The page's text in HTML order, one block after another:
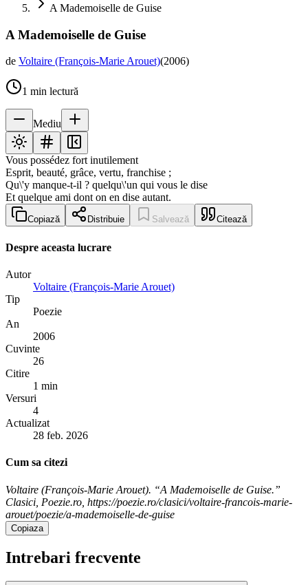
A Mademoiselle de Guise
A Mademoiselle de Guise
de Voltaire (François-Marie Arouet)(2006)
1 min lectură
Mediu
Vous possédez fort inutilement
Esprit, beauté, grâce, vertu, franchise ;
Qu\'y manque-t-il ? quelqu\'un qui vous le dise
Et quelque ami dont on en dise autant.
Copiază Distribuie Salvează Citează
Despre aceasta lucrare
Autor
Voltaire (François-Marie Arouet)
Tip
Poezie
An
2006
Cuvinte
26
Citire
1 min
Versuri
4
Actualizat
28 feb. 2026
Cum sa citezi
Voltaire (François-Marie Arouet). “A Mademoiselle de Guise.”
Clasici, Poezie.ro, https://poezie.ro/clasici/voltaire-francois-marie-
arouet/poezie/a-mademoiselle-de-guise
Copiaza
Intrebari frecvente